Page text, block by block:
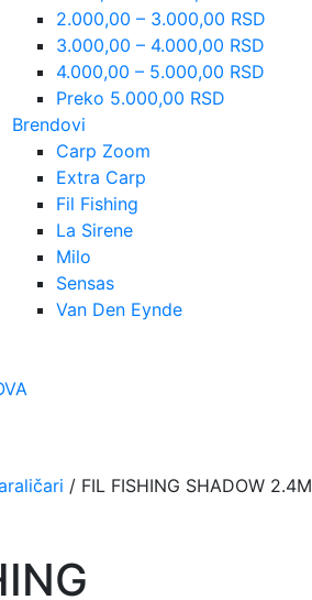
2.000,00 – 3.000,00 RSD
3.000,00 – 4.000,00 RSD
4.000,00 – 5.000,00 RSD
Preko 5.000,00 RSD
Brendovi
Carp Zoom
Extra Carp
Fil Fishing
La Sirene
Milo
Sensas
Van Den Eynde
/ FIL FISHING SHADOW 2.4M